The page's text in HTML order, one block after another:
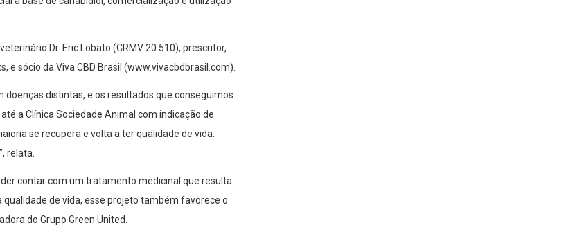
Dr. Eric Lobato (CRMV 20.510), prescritor,
sócio da Viva CBD Brasil (www.vivacbdbrasil.com).
distintas, e os resultados que conseguimos
a Clínica Sociedade Animal com indicação de
se recupera e volta a ter qualidade de vida.
relata.
contar com um tratamento medicinal que resulta
de vida, esse projeto também favorece o
do Grupo Green United.